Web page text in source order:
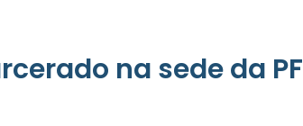
na sede da PF